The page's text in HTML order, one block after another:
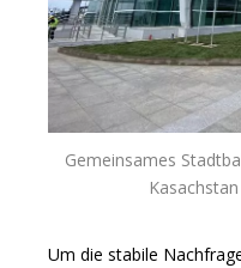
Gemeinsames
Um die stabile